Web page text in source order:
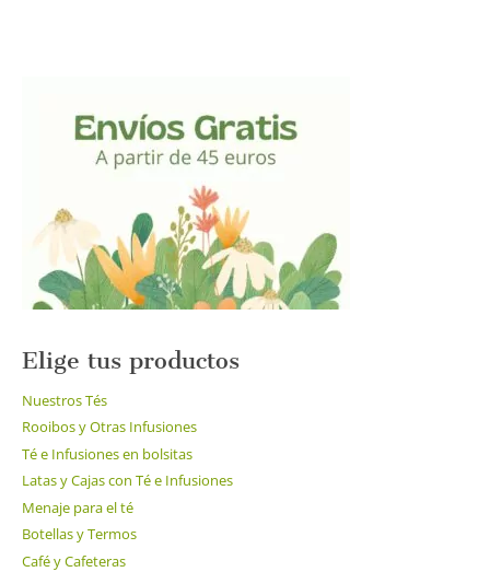
se
pueden
elegir
página
de
producto
Elige tus productos
Nuestros Tés
Rooibos y Otras Infusiones
Té e Infusiones en bolsitas
Latas y Cajas con Té e Infusiones
Menaje para el té
Botellas y Termos
Café y Cafeteras